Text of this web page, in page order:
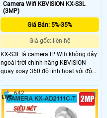
Camera Wifi KBVISION KX-S3L
(3MP)
Giá Bán: 5%-35%
Giá gốc: liên hệ
KX-S3L là camera IP Wifi không dây
ngoài trời chính hãng KBVISION
quay xoay 360 độ linh hoạt với độ
phân giải 3MP sắc nét. Camera tích
hợp hồng ngoại 30m, công nghệ
ánh sáng kép Full Color, đàm thoại
2 chiều và khe cắm thẻ nhớ lên đến
256GB. Ngoài ra, camera còn có khả
642